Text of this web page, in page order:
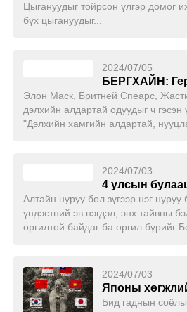
Цыгануудыг тойрсон үлгэр домог
бүх цыгануудыг...
2024/07/05
БЕРГХАЙН:
Элон Маск, Бритней Спеарс,
дэлхийн алдартай одуудыг ч гэсэн
"Дэлхийн хамгийн алдартай,
2024/07/03
4 улсын
Алтайн нуруу бол зүгээр нэг
үндэстний эв нэгдэл, энх тайвны
оргилтой байдаг ба оргил бүрийг
2024/07/03
Японы
Бид гаднын